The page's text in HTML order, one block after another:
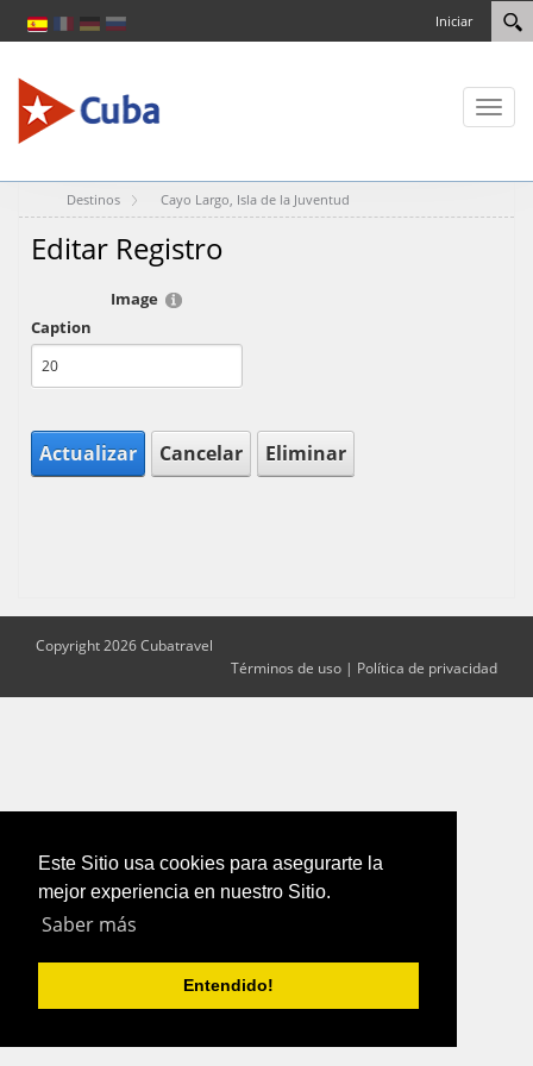
Este Sitio usa cookies para asegurarte la
mejor experiencia en nuestro Sitio.
Saber más
Entendido!
Iniciar
Toggle
Destinos Cayo Largo, Isla de la Juventud
Editar Registro
Image
Caption
Actualizar Cancelar Eliminar
Copyright 2026 Cubatravel
Términos de uso | Política de privacidad